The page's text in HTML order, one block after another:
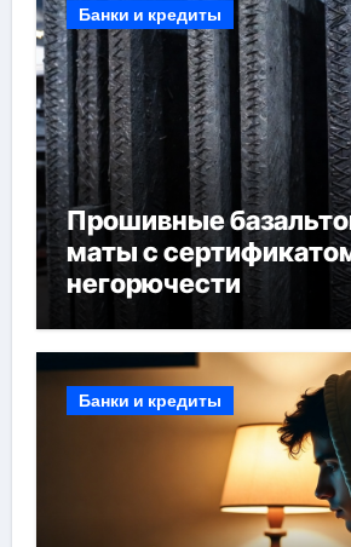
Банки и кредиты
Прошивные
маты с
негорючести
Банки и кредиты